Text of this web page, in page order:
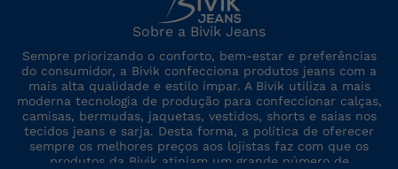
Sobre a Bivik Jeans
Sempre priorizando o conforto, bem-estar e preferências
do consumidor, a Bivik confecciona produtos jeans com a
mais alta qualidade e estilo ímpar. A Bivik utiliza a mais
moderna tecnologia de produção para confeccionar calças,
camisas, bermudas, jaquetas, vestidos, shorts e saias nos
tecidos jeans e sarja. Desta forma, a política de oferecer
sempre os melhores preços aos lojistas faz com que os
produtos da Bivik atinjam um grande número de